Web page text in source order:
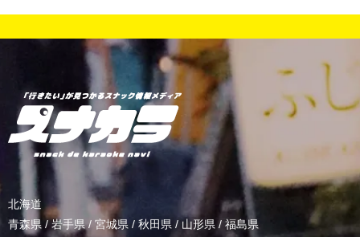
北海道
青森県 / 岩手県/ 宮城県 / 秋田県 / 山形県/ 福島県